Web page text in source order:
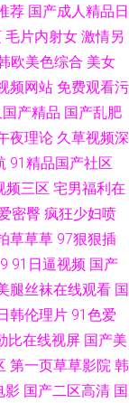
荐 国产成人精品日
毛片内射女 激情另
欧美色综合 美女
频网站 免费观看污
产精品 国产乱肥
夜理论 久草视频深
91精品国产社区
频三区 宅男福利在
密臀 疯狂少妇喷
草草草 97狠狠插
91日逼视频 国产
腿丝袜在线观看 国
韩伦理片 91色爱
比在线视屏 国产美
第一页草草影院 韩
影 国产二区高清 国